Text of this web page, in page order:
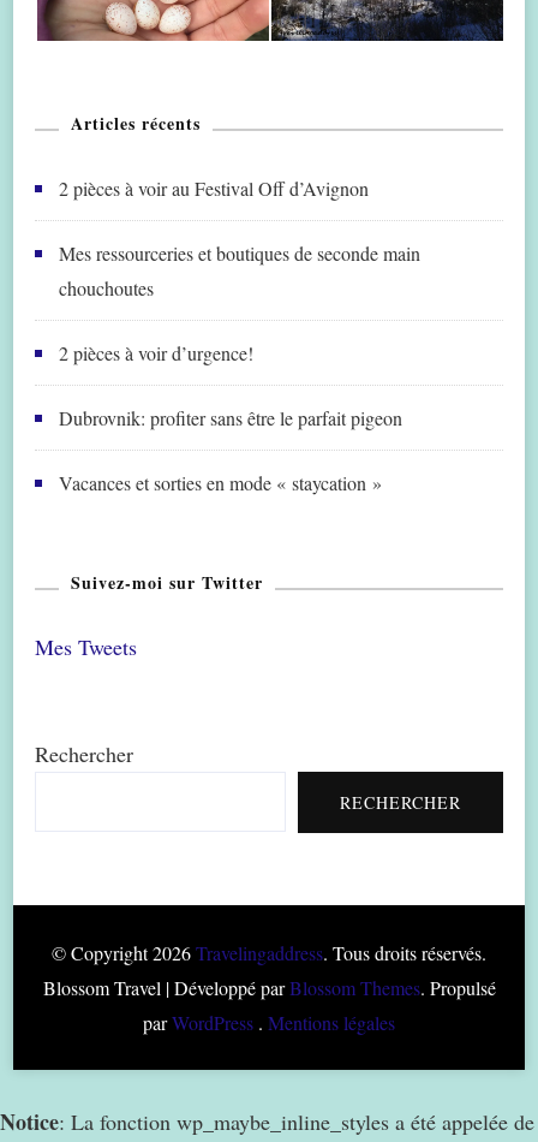
Articles récents
2 pièces à voir au Festival Off d’Avignon
Mes ressourceries et boutiques de seconde main
chouchoutes
2 pièces à voir d’urgence!
Dubrovnik: profiter sans être le parfait pigeon
Vacances et sorties en mode « staycation »
Suivez-moi sur Twitter
Mes Tweets
Rechercher
RECHERCHER
© Copyright 2026Travelingaddress. Tous droits réservés.
Blossom Travel | Développé parBlossom Themes. Propulsé
parWordPress . Mentions légales
Notice: La fonction wp_maybe_inline_styles a été appelée de